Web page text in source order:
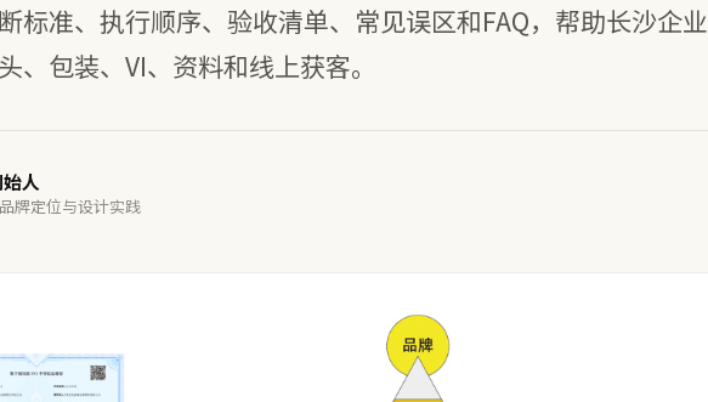
标准、执行顺序、验收清单、常见误区和FAQ，帮助长沙企业
、包装、VI、资料和线上获客。
人
牌定位与设计实践